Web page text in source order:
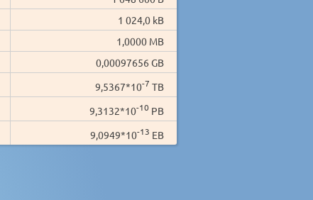
1 024,0 kB
1,0000 MB
0,00097656 GB
9,5367*10-7 TB
9,3132*10-10 PB
9,0949*10-13 EB